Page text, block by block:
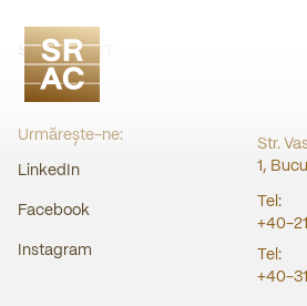
SRAC CERT
Urmărește-ne:
LinkedIn
Facebook
Instagram
Str.
1,
Tel:
+40-
Tel:
+40-